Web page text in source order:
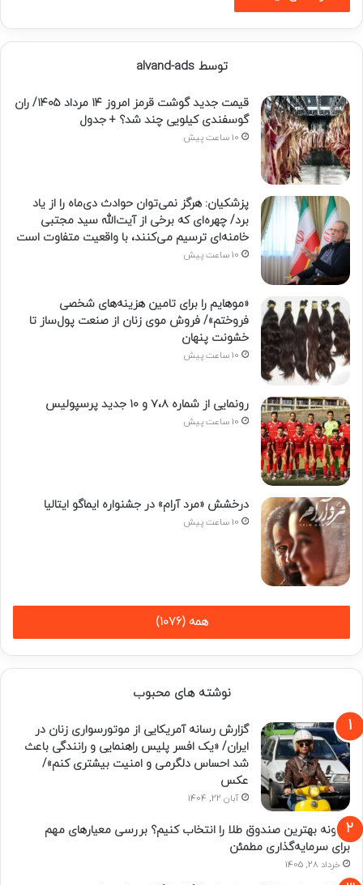
توسط alvand-ads
قیمت جدید گوشت قرمز امروز ۱۴ مرداد ۱۴۰۵/ ران
گوسفندی کیلویی چند شد؟ + جدول
10 ساعت پیش
پزشکیان: هرگز نمی‌توان حوادث دی‌ماه را از یاد
برد/ چهره‌ای که برخی از آیت‌الله سید مجتبی
خامنه‌ای ترسیم می‌کنند، با واقعیت متفاوت است
10 ساعت پیش
«موهایم را برای تامین هزینه‌های شخصی
فروختم»/ فروش موی زنان از صنعت پول‌ساز تا
خشونت پنهان
10 ساعت پیش
رونمایی از شماره ۷،۸ و ۱۰ جدید پرسپولیس
10 ساعت پیش
درخشش «مرد آرام» در جشنواره ایماگو ایتالیا
10 ساعت پیش
همه (1076)
نوشته های محبوب
گزارش رسانه آمریکایی از موتورسواری زنان در
ایران/ «یک افسر پلیس راهنمایی و رانندگی باعث
شد احساس دلگرمی و امنیت بیشتری کنم»/
عکس
آبان 22, 1404
چگونه بهترین صندوق طلا را انتخاب کنیم؟ بررسی معیارهای مهم
برای سرمایه‌گذاری مطمئن
خرداد 28, 1405